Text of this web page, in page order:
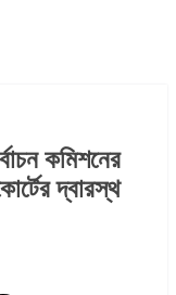
কমিশনের
দ্বারস্থ